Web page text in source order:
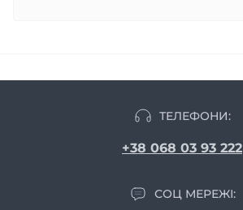
ТЕЛЕФОНИ:
+38 068 03 93 222
СОЦ МЕРЕЖІ: